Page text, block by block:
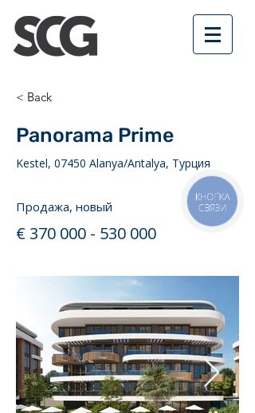
< Back
Panorama Prime
Kestel, 07450 Alanya/Antalya, Турция
Продажа, новый
€ 370 000 - 530 000
КНОПКА
СВЯЗИ